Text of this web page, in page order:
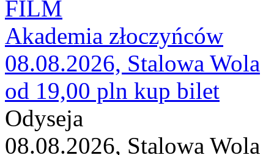
FILM
Akademia złoczyńców
08.08.2026, Stalowa Wola
od 19,00 pln kup bilet
Odyseja
08.08.2026, Stalowa Wola